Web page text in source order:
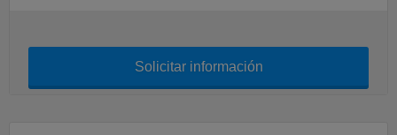
Solicitar información